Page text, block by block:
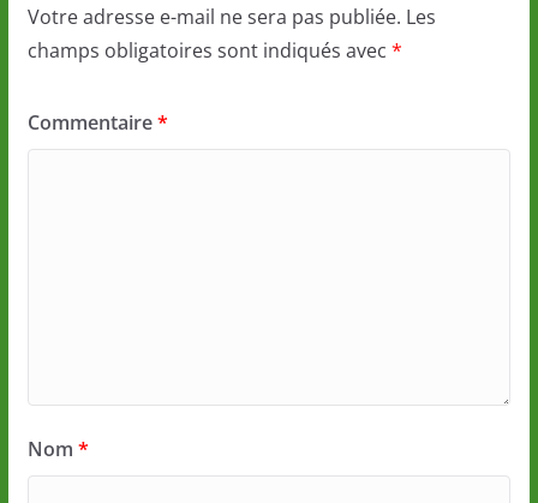
Votre adresse e-mail ne sera pas publiée. Les
champs obligatoires sont indiqués avec *
Commentaire*
Nom *